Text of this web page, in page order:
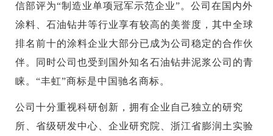
信部评为“制造业单项冠军示范企业”。公司在国内外
涂料、石油钻井等行业享有较高的美誉度，其中全球
排名前十的涂料企业大部分已成为公司稳定的合作伙
伴。同时公司也受到国外知名石油钻井泥浆公司的青
睐。“丰虹”商标是中国驰名商标。
公司十分重视科研创新，拥有企业自己独立的研究
所、省级研发中心、企业研究院、浙江省膨润土实验